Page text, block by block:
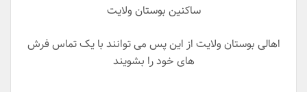
ساکنین بوستان ولایت
اهالی بوستان ولایت از این پس می توانند با یک تماس فرش
های خود را بشویند